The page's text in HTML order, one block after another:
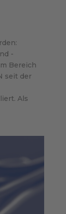
-
Bereich
seit der
Als